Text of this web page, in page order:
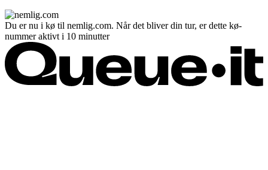
Du er nu i kø til nemlig.com. Når det bliver din tur, er dette kø-
nummer aktivt i 10 minutter